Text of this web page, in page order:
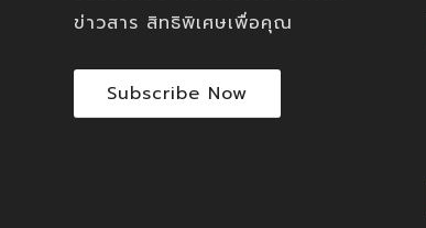
ข่าวสาร สิทธิพิเศษเพื่อคุณ
Subscribe Now